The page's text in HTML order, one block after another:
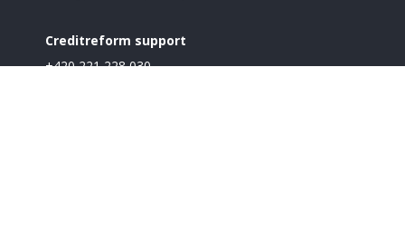
Creditreform support
+420 221 228 030